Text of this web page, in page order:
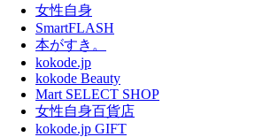
女性自身
SmartFLASH
本がすき。
kokode.jp
kokode Beauty
Mart SELECT SHOP
女性自身百貨店
kokode.jp GIFT